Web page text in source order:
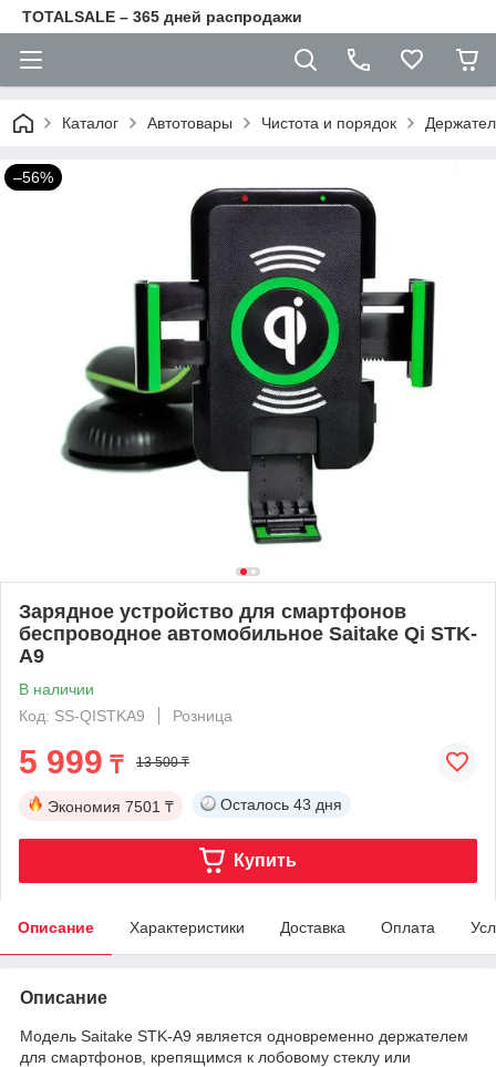
TOTALSALE – 365 дней распродажи
Каталог Автотовары Чистота и порядок
–56%
Зарядное устройство для смартфонов
беспроводное автомобильное Saitake Qi STK-
A9
В наличии
Код: SS-QISTKA9
Розница
5 999 ₸ 13 500 ₸
Экономия 7501 ₸ Осталось 43 дня
Купить
Описание Характеристики Доставка Оплата
Описание
Модель Saitake STK-A9 является одновременно держателем
для смартфонов, крепящимся к лобовому стеклу или